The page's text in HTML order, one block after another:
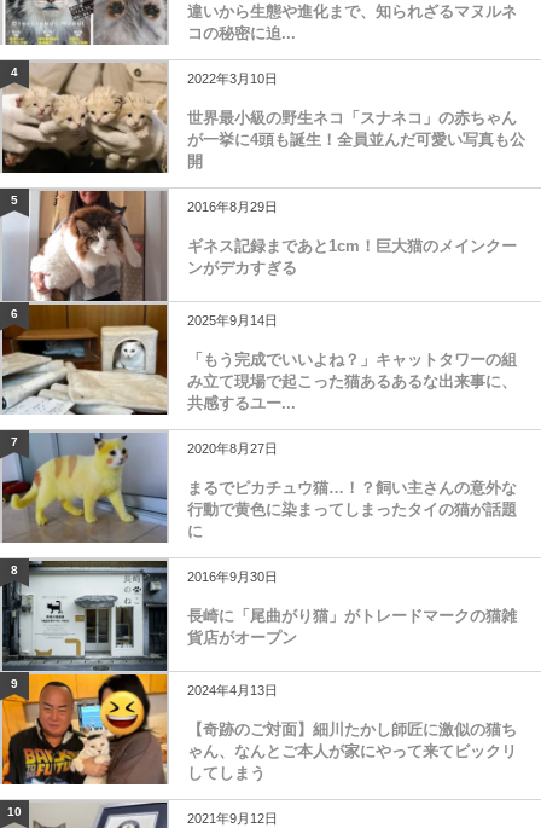
違いから生態や進化まで、知られざるマヌルネ
コの秘密に迫...
4 2022年3月10日
世界最小級の野生ネコ「スナネコ」の赤ちゃん
が一挙に4頭も誕生！全員並んだ可愛い写真も公
開
5 2016年8月29日
ギネス記録まであと1cm！巨大猫のメインクー
ンがデカすぎる
6 2025年9月14日
「もう完成でいいよね？」キャットタワーの組
み立て現場で起こった猫あるあるな出来事に、
共感するユー...
7 2020年8月27日
まるでピカチュウ猫…！？飼い主さんの意外な
行動で黄色に染まってしまったタイの猫が話題
に
8 2016年9月30日
長崎に「尾曲がり猫」がトレードマークの猫雑
貨店がオープン
9 2024年4月13日
【奇跡のご対面】細川たかし師匠に激似の猫ち
ゃん、なんとご本人が家にやって来てビックリ
してしまう
10 2021年9月12日